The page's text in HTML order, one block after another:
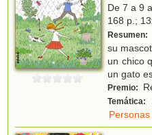
De 7 a 9
168 p.;
Resumen:
su
un chico
un gato
Premio:
Temática: